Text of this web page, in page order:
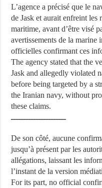
L’agence a précisé que le
de Jask et aurait enfreint les
maritime, avant d’être visé
avertissements de la marine
officielles confirmant ces
The agency stated that the
Jask and allegedly violated
before being targeted by a
the Iranian navy, without
these claims.
ــــــــــــــــــــــ
De son côté, aucune
jusqu’à présent par les
allégations, laissant les
l’instant de la version
For its part, no official